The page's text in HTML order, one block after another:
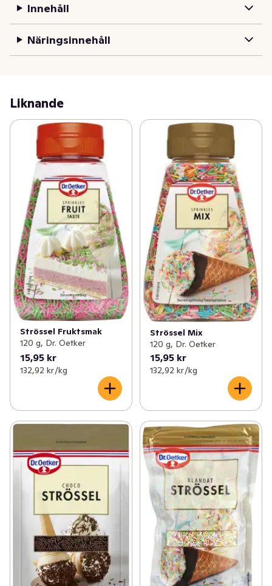
Innehåll
Näringsinnehåll
Liknande
Strössel Fruktsmak
120 g, Dr. Oetker
15,95 kr
132,92 kr /kg
Strössel Mix
120 g, Dr. Oetker
15,95 kr
132,92 kr /kg